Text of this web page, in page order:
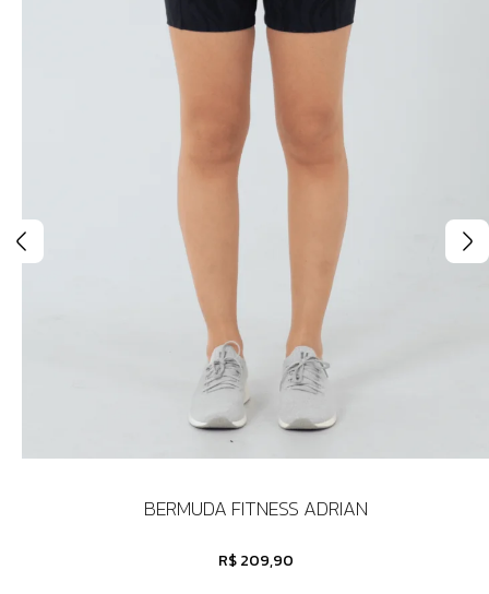
BERMUDA FITNESS ADRIAN
R$ 209,90